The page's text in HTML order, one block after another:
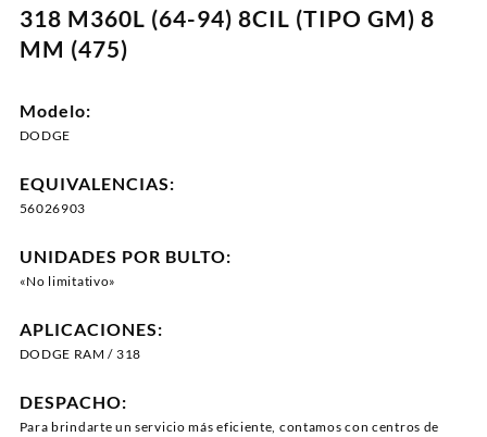
318 M360L (64-94) 8CIL (TIPO GM) 8
MM (475)
Modelo:
DODGE
EQUIVALENCIAS:
56026903
UNIDADES POR BULTO:
«No limitativo»
APLICACIONES:
DODGE RAM / 318
DESPACHO:
Para brindarte un servicio más eficiente, contamos con centros de